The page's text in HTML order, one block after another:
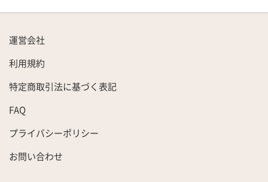
運営会社
利用規約
特定商取引法に基づく表記
FAQ
プライバシーポリシー
お問い合わせ